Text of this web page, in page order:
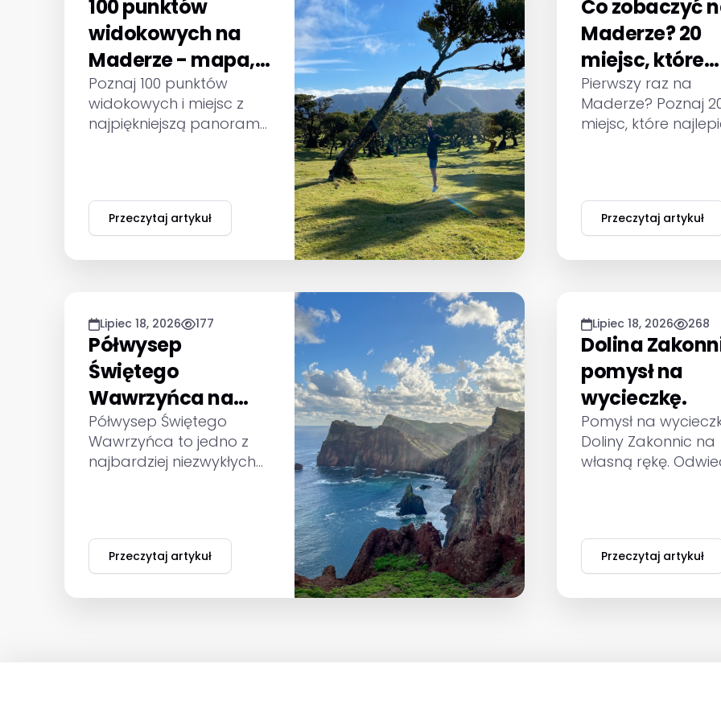
100 punktów
widokowych na
Maderze - mapa,
dojazd i najlepsza
pora
Poznaj 100 punktów
widokowych i miejsc z
najpiękniejszą panoramą
praktyczne wskazówki.
Przeczytaj artykuł
Co zobaczyć
Maderze? 20
miejsc, które
warto
podczas
pierwszego
Pierwszy raz na
Maderze? Poznaj
miejsc, które
miasteczka i
widokowe. Sprawdź,
każdą atrakcję, jak
Przeczytaj artykuł
Lipiec 18, 2026 177
Półwysep
Świętego
Wawrzyńca na
Maderze - szlak
PR8
Półwysep Świętego
Wawrzyńca to jedno z
najbardziej niezwykłych
przejście, gdzie
zaparkować i jak
wędrówki.
Przeczytaj artykuł
Lipiec 18, 2026 268
Dolina
pomysł na
wycieczkę.
Pomysł na
Doliny Zakonnic na
własną rękę.
Przeczytaj artykuł